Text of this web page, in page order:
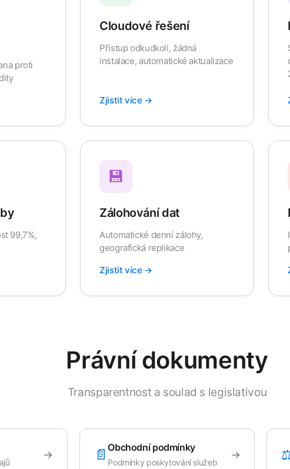
proti
Cloudové řešení
Přístup odkudkoli, žádná
instalace, automatické aktualizace
Zjistit více →
99,7%,
💾
Zálohování dat
Automatické denní zálohy,
geografická replikace
Zjistit více →
Právní dokumenty
Transparentnost a soulad s legislativou
→ 📄 Obchodní podmínky
Podmínky poskytování služeb
→